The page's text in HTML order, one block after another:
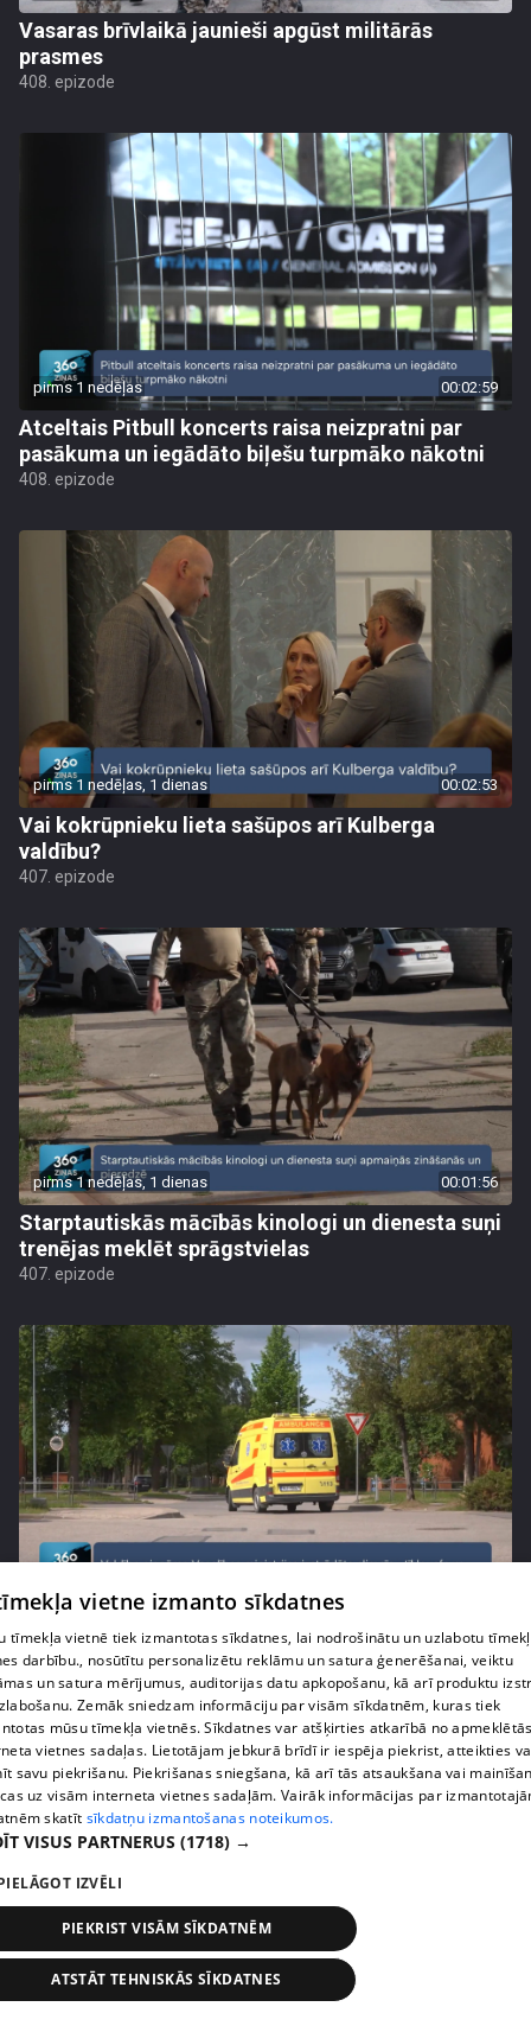
Vasaras brīvlaikā jaunieši apgūst militārās
prasmes
408. epizode
pirms 1 nedēļas 00:02:59
Atceltais Pitbull koncerts raisa neizpratni par
pasākuma un iegādāto biļešu turpmāko nākotni
408. epizode
pirms 1 nedēļas, 1 dienas 00:02:53
Vai kokrūpnieku lieta sašūpos arī Kulberga
valdību?
407. epizode
pirms 1 nedēļas, 1 dienas 00:01:56
Starptautiskās mācībās kinologi un dienesta suņi
trenējas meklēt sprāgstvielas
407. epizode
Pēc asām debatēm valdība apstiprina slimnīcu
reformu
407. epizode
pirms 1 nedēļas, 1 dienas
vietne izmanto sīkdatnes
tīmekļa vietnē tiek izmantotas sīkdatnes, lai nodrošinātu un uzlabotu
darbību., nosūtītu personalizētu reklāmu un satura ģenerēšanai, veiktu
un satura mērījumus, auditorijas datu apkopošanu, kā arī produktu
Zemāk sniedzam informāciju par visām sīkdatnēm, kuras tiek
mūsu tīmekļa vietnēs. Sīkdatnes var atšķirties atkarībā no
vietnes sadaļas. Lietotājam jebkurā brīdī ir iespēja piekrist, atteikties
savu piekrišanu. Piekrišanas sniegšana, kā arī tās atsaukšana vai
uz visām interneta vietnes sadaļām. Vairāk informācijas par
skatīt sīkdatņu izmantošanas noteikumos.
VISUS PARTNERUS (1718) →
IZVĒLI
PIEKRIST VISĀM SĪKDATNĒM
ATSTĀT TEHNISKĀS SĪKDATNES